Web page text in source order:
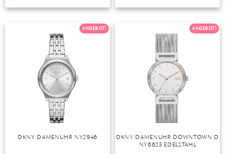
ANGEBOT!
DKNY DAMENUHR NY2946
ANGEBOT!
DKNY DAMENUHR DOWNTOWN D
NY6623 EDELSTAHL